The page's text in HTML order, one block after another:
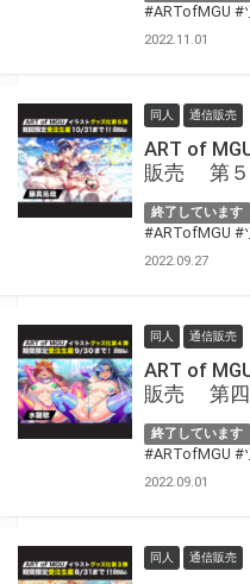
#ARTofMGU #
2022.11.01
同人 通信販売
ART of
販売 第
終了しています
#ARTofMGU #
2022.09.27
同人 通信販売
ART of
販売 第
終了しています
#ARTofMGU #
2022.09.01
同人 通信販売